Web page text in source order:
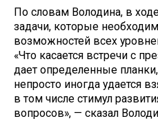
По словам Володина, в
задачи, которые
возможностей всех
«Что касается встречи с
дает определенные
непросто иногда удается
в том числе стимул
вопросов», — сказал